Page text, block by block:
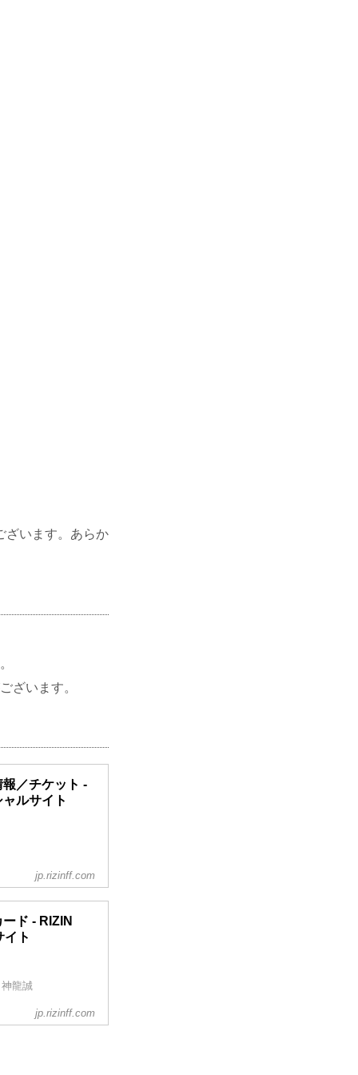
ざいます。あらか
ざいます。
／チケット -
ルサイト
LANDMARK 14 in
ト！完売でチケッ
jp.rizinff.com
ド - RIZIN
イト
龍誠
jp.rizinff.com